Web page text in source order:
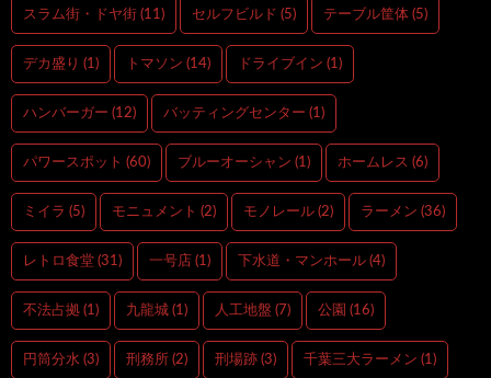
スラム街・ドヤ街 (11) セルフビルド (5) テーブル筐体 (5)
デカ盛り (1) トマソン (14) ドライブイン (1)
ハンバーガー (12) バッティングセンター (1)
パワースポット (60) ブルーオーシャン (1) ホームレス (6)
ミイラ (5) モニュメント (2) モノレール (2) ラーメン (36)
レトロ食堂 (31) 一号店 (1) 下水道・マンホール (4)
不法占拠 (1) 九龍城 (1) 人工地盤 (7) 公園 (16)
円筒分水 (3) 刑務所 (2) 刑場跡 (3) 千葉三大ラーメン (1)